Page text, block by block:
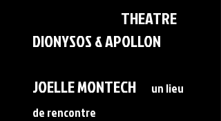
THEATRE
DIONYSOS & APOLLON
JOELLE MONTECH
un lieu
de rencontre